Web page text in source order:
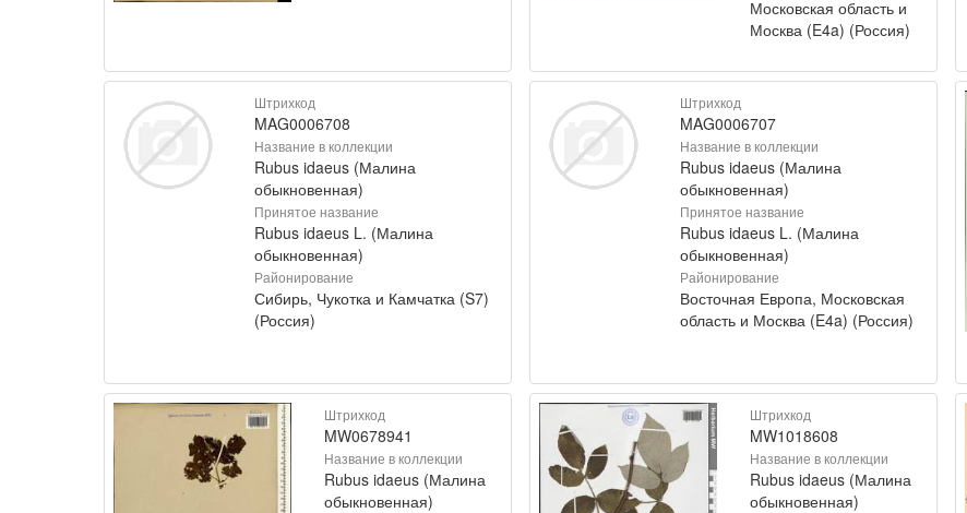
Московская область и
Москва (E4a) (Россия)
Штрихкод
MAG0006708
Название в коллекции
Rubus idaeus (Малина
обыкновенная)
Принятое название
Rubus idaeus L. (Малина
обыкновенная)
Районирование
Сибирь, Чукотка и Камчатка (S7)
(Россия)
Штрихкод
MAG0006707
Название в коллекции
Rubus idaeus (Малина
обыкновенная)
Принятое название
Rubus idaeus L. (Малина
обыкновенная)
Районирование
Восточная Европа, Московская
область и Москва (E4a) (Россия)
Штрихкод
MW0678941
Название в коллекции
Rubus idaeus (Малина
обыкновенная)
Штрихкод
MW1018608
Название в коллекции
Rubus idaeus (Малина
обыкновенная)